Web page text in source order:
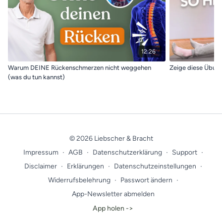
12:26
Warum DEINE Rückenschmerzen nicht weggehen
(was du tun kannst)
Zeige diese
© 2026 Liebscher & Bracht
Impressum ∙ AGB ∙ Datenschutzerklärung ∙ Support ∙
Disclaimer ∙ Erklärungen ∙ Datenschutzeinstellungen ∙
Widerrufsbelehrung ∙ Passwort ändern ∙
App-Newsletter abmelden
App holen ->